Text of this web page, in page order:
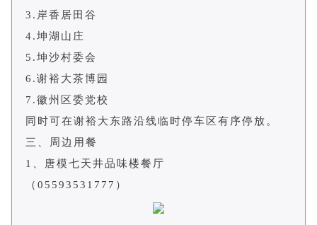
3.岸香居田谷
4.坤湖山庄
5.坤沙村委会
6.谢裕大茶博园
7.徽州区委党校
同时可在谢裕大东路沿线临时停车区有序停放。
三、周边用餐
1、唐模七天井品味楼餐厅
（05593531777）